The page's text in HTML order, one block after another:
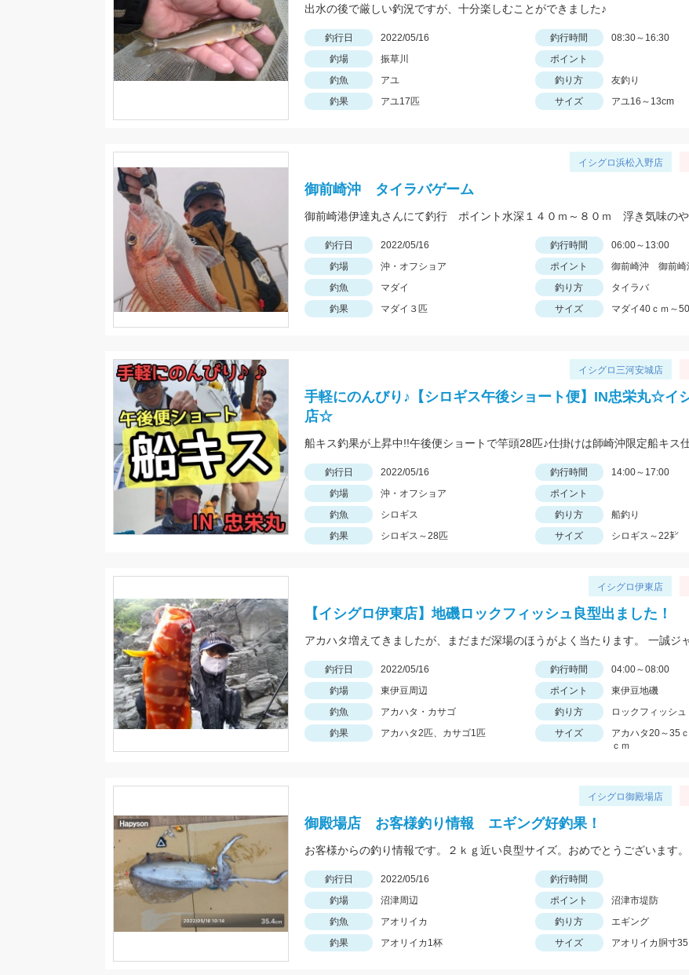
出水の後で厳しい釣況ですが、十分楽しむことができました♪
釣行日 2022/05/16 釣行時間
08:30～16:30
釣場
振草川
ポイント
釣魚
アユ 釣り方
友釣り
釣果
アユ17匹 サイズ アユ16～13cm
イシグロ浜松入野店
御前崎沖 タイラバゲーム
釣行日 2022/05/16 釣行時間
06:00～13:00
釣場
沖・オフショア ポイント
御前崎沖 御前崎
釣魚
マダイ 釣り方
タイラバ
釣果
マダイ３匹 サイズ マダイ40ｃｍ～
イシグロ三河安城店
手軽にのんびり♪【シロギス午後ショート便】IN忠栄丸☆イ
店☆
釣行日 2022/05/16 釣行時間
14:00～17:00
釣場
沖・オフショア
ポイント
釣魚
シロギス 釣り方
船釣り
釣果
シロギス～28匹 サイズ シロギス～22㌢
イシグロ伊東店
【イシグロ伊東店】地磯ロックフィッシュ良型出ました！
釣行日 2022/05/16 釣行時間
04:00～08:00
釣場
東伊豆周辺 ポイント
東伊豆地磯
釣魚
アカハタ・カサゴ 釣り方
ロックフィッシュ
釣果
アカハタ2匹、カサゴ1匹 サイズ
アカハタ20～35
ｃｍ
イシグロ御殿場店
御殿場店 お客様釣り情報 エギング好釣果！
お客様からの釣り情報です。２ｋｇ近い良型サイズ。おめでとうございます。
釣行日 2022/05/16
釣行時間
釣場
沼津周辺 ポイント
沼津市堤防
釣魚
アオリイカ 釣り方
エギング
釣果
アオリイカ1杯 サイズ アオリイカ胴寸